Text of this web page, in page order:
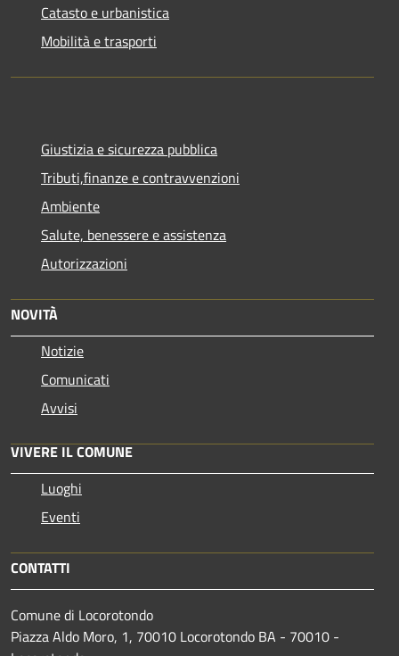
Catasto e urbanistica
Mobilità e trasporti
Giustizia e sicurezza pubblica
Tributi,finanze e contravvenzioni
Ambiente
Salute, benessere e assistenza
Autorizzazioni
NOVITÀ
Notizie
Comunicati
Avvisi
VIVERE IL COMUNE
Luoghi
Eventi
CONTATTI
Comune di Locorotondo
Piazza Aldo Moro, 1, 70010 Locorotondo BA - 70010 -